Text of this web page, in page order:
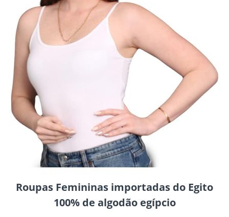
Roupas Femininas importadas do Egito
100% de algodão egípcio